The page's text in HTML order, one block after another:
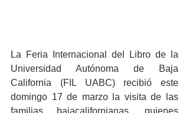
La Feria Internacional del Libro de la
Universidad Autónoma de Baja
California (FIL UABC) recibió este
domingo 17 de marzo la visita de las
familias bajacalifornianas, quienes